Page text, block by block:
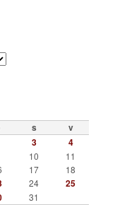
s v
3 4
10
11
17
18
24
25
31